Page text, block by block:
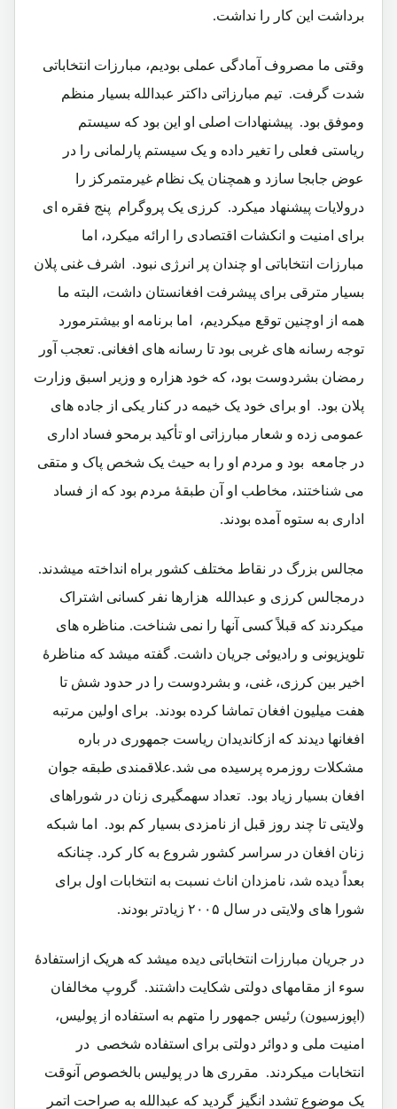
برداشت این کار را نداشت.‏
وقتی ما مصروف آمادگی عملی بودیم، مبارزات انتخاباتی
شدت گرفت.‏ تیم مبارزاتی داکتر عبدالله بسیار منظم
وموفق بود.‏ پیشنهادات اصلی او این بود که سیستم
ریاستی فعلی را تغیر داده و یک سیستم پارلمانی را در
عوض جابجا سازد و همچنان یک نظام غیرمتمرکز را
درولایات پیشنهاد میکرد.‏ کرزی یک پروگرام پنج فقره ای
برای امنیت و انکشات اقتصادی را ارائه میکرد، اما
مبارزات انتخاباتی او چندان پر انرژی نبود.‏ اشرف غنی پلان
بسیار مترقی برای پیشرفت افغانستان داشت، البته ما
همه از اوچنین توقع میکردیم،‏ اما برنامه او بیشترمورد
توجه رسانه های غربی بود تا رسانه های افغانی. تعجب آور
رمضان بشردوست بود، که خود هزاره و وزیر اسبق وزارت
پلان بود.‏ او برای خود یک خیمه در کنار یکی از جاده های
عمومی زده و شعار مبارزاتی او تأکید برمحو فساد اداری
در جامعه بود و مردم او را به حیث یک شخص پاک و متقی
می شناختند، مخاطب او آن طبقۀ مردم بود که از فساد
اداری به ستوه آمده بودند.‏
مجالس بزرگ در نقاط مختلف کشور براه انداخته میشدند.‏
درمجالس کرزی و عبدالله هزارها نفر کسانی اشتراک
میکردند که قبلاً کسی آنها را نمی شناخت. مناظره های
تلویزیونی و رادیوئی جریان داشت.‏ گفته میشد که مناظرۀ
اخیر بین کرزی، غنی، و بشردوست را در حدود شش تا
هفت میلیون افغان تماشا کرده بودند.‏ برای اولین مرتبه
افغانها دیدند که ازکاندیدان ریاست جمهوری در باره
مشکلات روزمره پرسیده می شد.علاقمندی طبقه جوان
افغان بسیار زیاد بود.‏ تعداد سهمگیری زنان در شوراهای
ولایتی تا چند روز قبل از نامزدی بسیار کم بود.‏ اما شبکه
زنان افغان در سراسر کشور شروع به کار کرد. چنانکه
بعداً دیده شد، نامزدان اناث نسبت به انتخابات اول برای
شورا های ولایتی در سال ۲۰۰۵ زیادتر بودند.‏
در جریان مبارزات انتخاباتی دیده میشد که هریک ازاستفادۀ
سوء از مقامهای دولتی شکایت داشتند.‏ گروپ مخالفان
(اپوزسیون) رئیس جمهور را متهم به استفاده از پولیس،
امنیت ملی و دوائر دولتی برای استفاده شخصی در
انتخابات میکردند.‏ مقرری ها در پولیس بالخصوص آنوقت
یک موضوع تشدد انگیز گردید که عبدالله به صراحت اتمر